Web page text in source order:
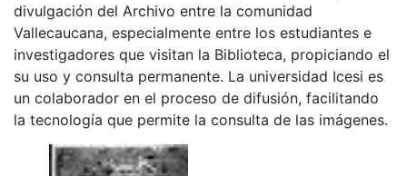
divulgación del Archivo entre la comunidad
Vallecaucana, especialmente entre los estudiantes e
investigadores que visitan la Biblioteca, propiciando el
su uso y consulta permanente. La universidad Icesi es
un colaborador en el proceso de difusión, facilitando
la tecnología que permite la consulta de las imágenes.